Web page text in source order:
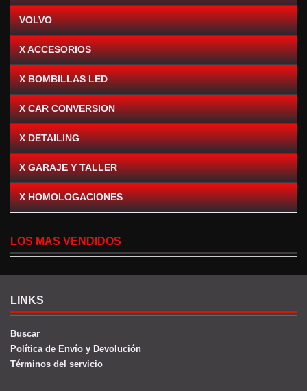
VOLVO
X ACCESORIOS
X BOMBILLAS LED
X CAR CONVERSION
X DETAILING
X GARAJE Y TALLER
X HOMOLOGACIONES
LOS MAS VENDIDOS
LINKS
Buscar
Política de Envío y Devolución
Términos del servicio